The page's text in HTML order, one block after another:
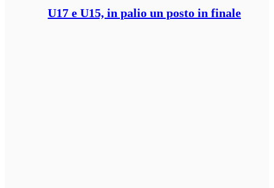
U17 e U15, in palio un posto in finale